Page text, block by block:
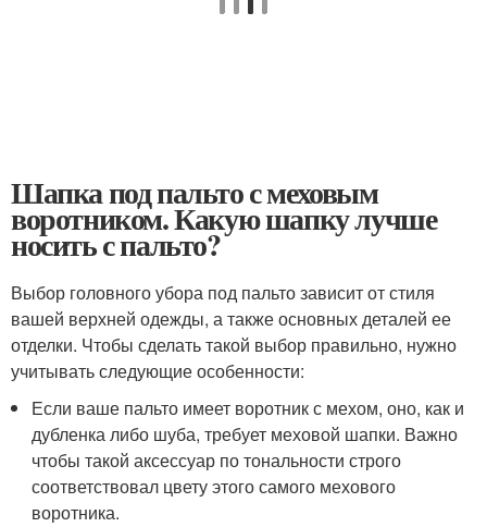
Шапка под пальто с меховым
воротником. Какую шапку лучше
носить с пальто?
Выбор головного убора под пальто зависит от стиля
вашей верхней одежды, а также основных деталей ее
отделки. Чтобы сделать такой выбор правильно, нужно
учитывать следующие особенности:
Если ваше пальто имеет воротник с мехом, оно, как и
дубленка либо шуба, требует меховой шапки. Важно
чтобы такой аксессуар по тональности строго
соответствовал цвету этого самого мехового
воротника.